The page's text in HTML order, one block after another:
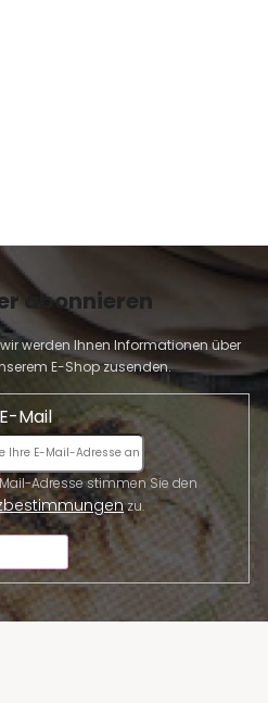
abonnieren
werden Ihnen Informationen über
E-Shop zusenden.
E-Mail
zu.